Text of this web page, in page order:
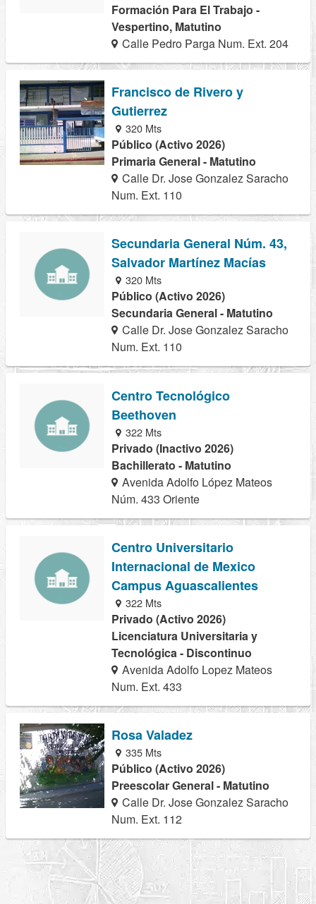
Formación Para El Trabajo -
Vespertino, Matutino
Calle Pedro Parga Num. Ext. 204
Francisco de Rivero y
Gutierrez
320 Mts
Público (Activo 2026)
Primaria General - Matutino
Calle Dr. Jose Gonzalez Saracho
Num. Ext. 110
Secundaria General Núm. 43,
Salvador Martínez Macías
320 Mts
Público (Activo 2026)
Secundaria General - Matutino
Calle Dr. Jose Gonzalez Saracho
Num. Ext. 110
Centro Tecnológico
Beethoven
322 Mts
Privado (Inactivo 2026)
Bachillerato - Matutino
Avenida Adolfo López Mateos
Núm. 433 Oriente
Centro Universitario
Internacional de Mexico
Campus Aguascalientes
322 Mts
Privado (Activo 2026)
Licenciatura Universitaria y
Tecnológica - Discontinuo
Avenida Adolfo Lopez Mateos
Num. Ext. 433
Rosa Valadez
335 Mts
Público (Activo 2026)
Preescolar General - Matutino
Calle Dr. Jose Gonzalez Saracho
Num. Ext. 112